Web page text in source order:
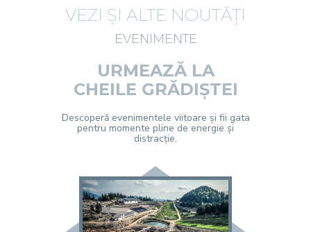
VEZI ȘI ALTE NOUTĂȚI
EVENIMENTE
URMEAZĂ LA
CHEILE GRĂDIȘTEI
Descoperă evenimentele viitoare și fii gata
pentru momente pline de energie și
distracție.